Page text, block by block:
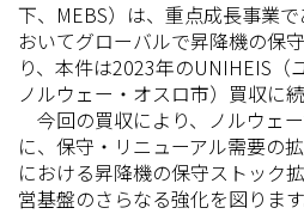
下、MEBS）は、重点成長事業
おいてグローバルで昇降機の保
り、本件は2023年のUNIHEIS（
ノルウェー・オスロ市）買収に
今回の買収により、ノルウェ
に、保守・リニューアル需要の
における昇降機の保守ストック
営基盤のさらなる強化を図ります